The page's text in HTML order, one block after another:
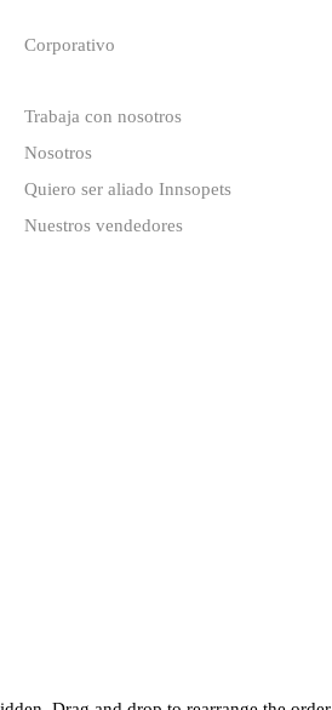
Corporativo
Trabaja con nosotros
Nosotros
Quiero ser aliado Innsopets
Nuestros vendedores